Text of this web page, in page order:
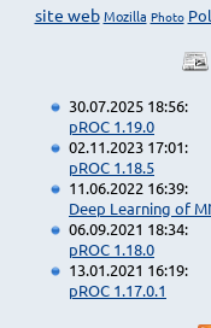
site web Mozilla Photo
30.07.2025 18:56:
pROC 1.19.0
02.11.2023 17:01:
pROC 1.18.5
11.06.2022 16:39:
Deep Learning of
06.09.2021 18:34:
pROC 1.18.0
13.01.2021 16:19:
pROC 1.17.0.1